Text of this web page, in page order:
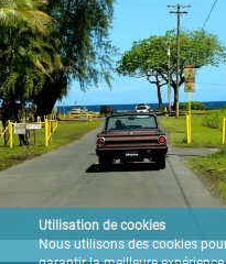
Utilisation de cookies
Nous utilisons des cookies